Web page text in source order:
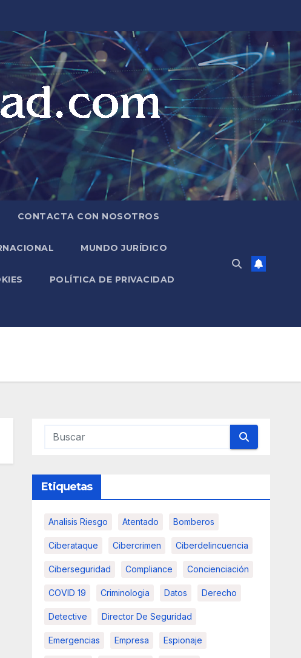
CONTACTA CON NOSOTROS
MUNDO JURÍDICO
POLÍTICA DE PRIVACIDAD
Etiquetas
Analisis Riesgo Atentado Bomberos
Ciberataque Cibercrimen Ciberdelincuencia
Ciberseguridad Compliance Concienciación
COVID 19 Criminologia Datos Derecho
Detective Director De Seguridad
Emergencias Empresa Espionaje